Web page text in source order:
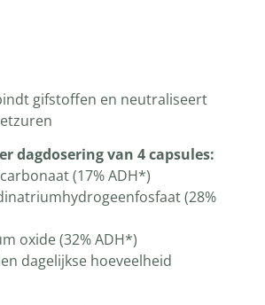
gifstoffen en neutraliseert
dagdosering van 4 capsules:
(17% ADH*)
(28%
oxide (32% ADH*)
dagelijkse hoeveelheid